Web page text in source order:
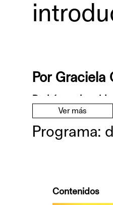
Por Graciela
compra.
Histórico-social
Ver más
Programa:
Contenidos